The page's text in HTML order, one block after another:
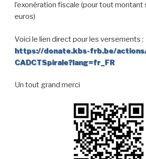
l’exonération fiscale (pour tout montant
euros)
Voici le lien direct pour les versements :
https://donate.kbs-frb.be/
CADCTSpirale?lang=fr_FR
Un tout grand merci